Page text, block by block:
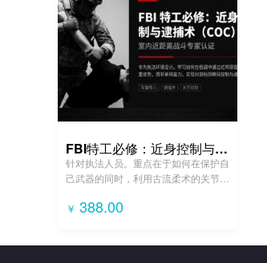
FBI特工必修：近身控制与逮捕术 (CQC)
针对执法人员。重点在于如何在保护自
己武器的同时，利用古流柔术的关节锁
面并完成上铐。
￥ 388.00